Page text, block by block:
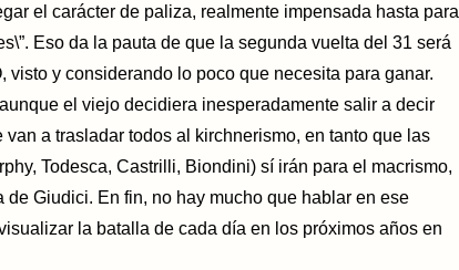
el carácter de paliza, realmente impensada hasta para
Eso da la pauta de que la segunda vuelta del 31 será
visto y considerando lo poco que necesita para ganar.
el viejo decidiera inesperadamente salir a decir
a trasladar todos al kirchnerismo, en tanto que las
Todesca, Castrilli, Biondini) sí irán para el macrismo,
Giudici. En fin, no hay mucho que hablar en ese
la batalla de cada día en los próximos años en